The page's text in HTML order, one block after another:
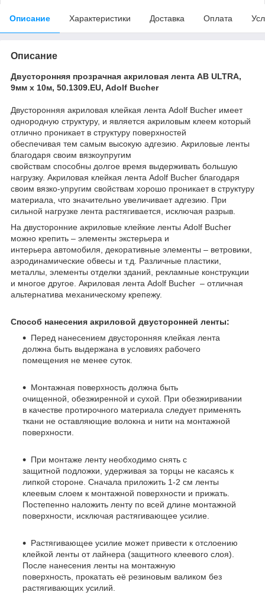
Описание Характеристики Доставка Оплата
Описание
Двусторонняя прозрачная акриловая лента AB ULTRA,
9мм х 10м, 50.1309.EU, Adolf Bucher
Двусторонняя акриловая клейкая лента Adolf Bucher имеет
однородную структуру, и является акриловым клеем который
отлично проникает в структуру поверхностей
обеспечивая тем самым высокую адгезию. Акриловые ленты
благодаря своим вязкоупругим
свойствам способны долгое время выдерживать большую
нагрузку. Акриловая клейкая лента Adolf Bucher благодаря
своим вязко-упругим свойствам хорошо проникает в структуру
материала, что значительно увеличивает адгезию. При
сильной нагрузке лента растягивается, исключая разрыв.
На двусторонние акриловые клейкие ленты Adolf Bucher
можно крепить – элементы экстерьера и
интерьера автомобиля, декоративные элементы – ветровики,
аэродинамические обвесы и т.д. Различные пластики,
металлы, элементы отделки зданий, рекламные конструкции
и многое другое. Акриловая лента Adolf Bucher – отличная
альтернатива механическому крепежу.
Способ нанесения акриловой двусторонней ленты:
Перед нанесением двусторонняя клейкая лента
должна быть выдержана в условиях рабочего
помещения не менее суток.
Монтажная поверхность должна быть
очищенной, обезжиренной и сухой. При обезжиривании
в качестве протирочного материала следует применять
ткани не оставляющие волокна и нити на монтажной
поверхности.
При монтаже ленту необходимо снять с
защитной подложки, удерживая за торцы не касаясь к
липкой стороне. Сначала приложить 1-2 см ленты
клеевым слоем к монтажной поверхности и прижать.
Постепенно наложить ленту по всей длине монтажной
поверхности, исключая растягивающее усилие.
Растягивающее усилие может привести к отслоению
клейкой ленты от лайнера (защитного клеевого слоя).
После нанесения ленты на монтажную
поверхность, прокатать её резиновым валиком без
растягивающих усилий.